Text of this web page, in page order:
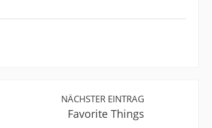
NÄCHSTER EINTRAG
Favorite Things